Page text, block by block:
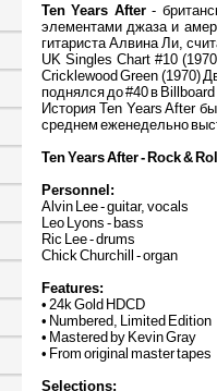
Ten Years After-
элементами джаза и
гитариста Алвина Ли,
UK Singles Chart #10
Cricklewood Green (1970)
поднялся до #40 в Billboard
История Ten Years After
среднем еженедельно
Ten Years After - Rock &
Personnel:
Alvin Lee - guitar, vocals
Leo Lyons - bass
Ric Lee - drums
Chick Churchill - organ
Features:
• 24k Gold HDCD
• Numbered, Limited Edition
• Mastered by Kevin Gray
• From original master tapes
Selections: